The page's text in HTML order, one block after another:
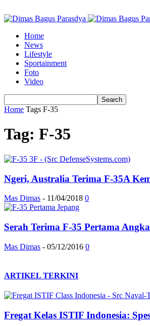
Home
News
Lifestyle
Sportainment
Foto
Video
Home Tags F-35
Tag: F-35
Ngeri, Australia Terima F-35A
Mas Dimas - 11/04/2018 0
Serah Terima F-35 Pertama
Mas Dimas - 05/12/2016 0
ARTIKEL TERKINI
Fregat Kelas ISTIF Indonesia: